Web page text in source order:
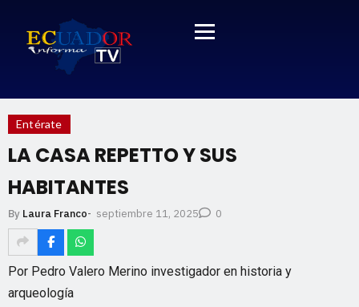
Entérate
LA CASA REPETTO Y SUS
HABITANTES
By Laura Franco- septiembre 11, 2025 0
Por Pedro Valero Merino investigador en historia y
arqueología